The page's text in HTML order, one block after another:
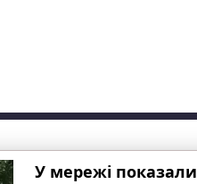
У мережі показали